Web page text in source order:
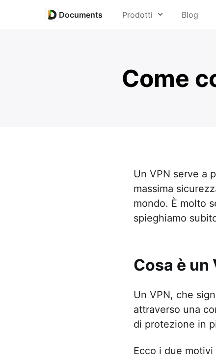
Documents Prodotti
Spark
Blog
Salvare
Leggere e
Scaricare
Collegarsi
Inviare file
Rimuovi
Come
Un VPN serve a
massima
mondo. È molto
spieghiamo
Cosa è un
Un VPN, che
attraverso una
di protezione in
Ecco i due